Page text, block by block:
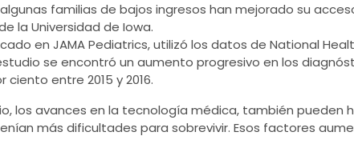
familias de bajos ingresos han mejorado su
la Universidad de Iowa.
en JAMA Pediatrics, utilizó los datos de National
se encontró un aumento progresivo en los
ciento entre 2015 y 2016.
los avances en la tecnología médica, también
más dificultades para sobrevivir. Esos factores